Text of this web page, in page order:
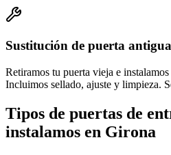
Sustitución de puerta antigua
Retiramos tu puerta vieja e
Incluimos sellado, ajuste y limpieza.
Tipos de puertas de
instalamos en Girona